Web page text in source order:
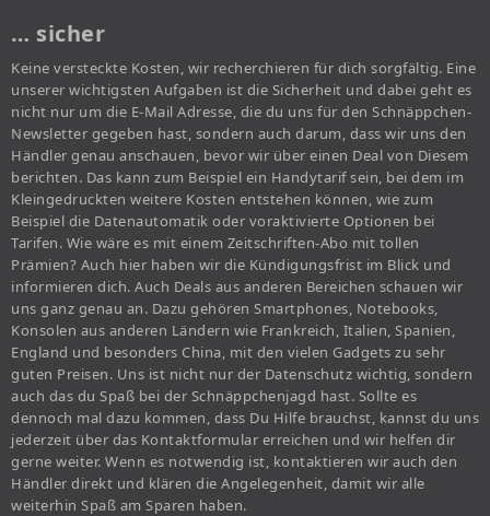
… sicher
Keine versteckte Kosten, wir recherchieren für dich sorgfältig. Eine
unserer wichtigsten Aufgaben ist die Sicherheit und dabei geht es
nicht nur um die E-Mail Adresse, die du uns für den Schnäppchen-
Newsletter gegeben hast, sondern auch darum, dass wir uns den
Händler genau anschauen, bevor wir über einen Deal von Diesem
berichten. Das kann zum Beispiel ein Handytarif sein, bei dem im
Kleingedruckten weitere Kosten entstehen können, wie zum
Beispiel die Datenautomatik oder voraktivierte Optionen bei
Tarifen. Wie wäre es mit einem Zeitschriften-Abo mit tollen
Prämien? Auch hier haben wir die Kündigungsfrist im Blick und
informieren dich. Auch Deals aus anderen Bereichen schauen wir
uns ganz genau an. Dazu gehören Smartphones, Notebooks,
Konsolen aus anderen Ländern wie Frankreich, Italien, Spanien,
England und besonders China, mit den vielen Gadgets zu sehr
guten Preisen. Uns ist nicht nur der Datenschutz wichtig, sondern
auch das du Spaß bei der Schnäppchenjagd hast. Sollte es
dennoch mal dazu kommen, dass Du Hilfe brauchst, kannst du uns
jederzeit über das Kontaktformular erreichen und wir helfen dir
gerne weiter. Wenn es notwendig ist, kontaktieren wir auch den
Händler direkt und klären die Angelegenheit, damit wir alle
weiterhin Spaß am Sparen haben.